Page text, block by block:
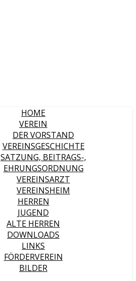
HOME
VEREIN
DER VORSTAND
VEREINSGESCHICHTE
SATZUNG, BEITRAGS-,
EHRUNGSORDNUNG
VEREINSARZT
VEREINSHEIM
HERREN
JUGEND
ALTE HERREN
DOWNLOADS
LINKS
FÖRDERVEREIN
BILDER